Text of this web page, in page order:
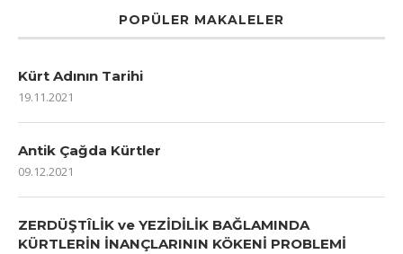
POPÜLER MAKALELER
Kürt Adının Tarihi
19.11.2021
Antik Çağda Kürtler
09.12.2021
ZERDÜŞTÎLİK ve YEZİDİLİK BAĞLAMINDA
KÜRTLERİN İNANÇLARININ KÖKENİ PROBLEMİ